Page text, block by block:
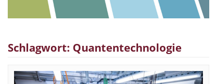
Schlagwort: Quantentechnologie